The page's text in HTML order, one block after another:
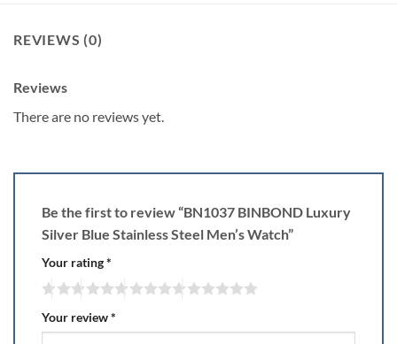
REVIEWS (0)
Reviews
There are no reviews yet.
Be the first to review “BN1037 BINBOND Luxury
Silver Blue Stainless Steel Men’s Watch”
Your rating*
Your review*